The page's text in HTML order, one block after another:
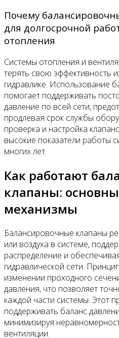
Почему
для долгосрочной
отопления
Системы отопления и
терять свою эффективность
гидравлике. Использование
помогает поддерживать
давление по всей сети,
продлевая срок службы
проверка и настройка
высокие показатели работы
многих лет.
Как работают
клапаны:
механизмы
Балансировочные клапаны
или воздуха в системе,
распределение и
гидравлической сети.
изменении проходного
давления, что позволяет
каждой части системы. Этот
поддерживать баланс
минимизируя
вентиляции.